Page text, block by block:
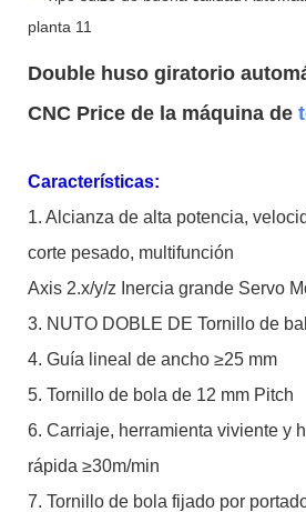
Double huso giratorio
CNC Price de la máquina de
Características:
1. Alcianza de alta potencia,
corte pesado, multifunción
Axis 2.x/y/z Inercia grande Servo
3. NUTO DOBLE DE Tornillo de ball
4. Guía lineal de ancho ≥25
5. Tornillo de bola de 12 mm
6. Carriaje, herramienta viviente y
rápida ≥30m/min
7. Tornillo de bola fijado por